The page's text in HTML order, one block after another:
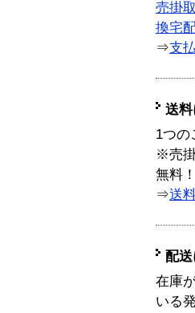
売掛
換宅
⇒支
送
1つの
※売
無料！
⇒送
配
在庫
いる